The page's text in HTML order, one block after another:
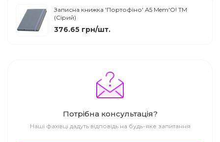
Записна книжка 'Портофіно' А5 Mem'O! ТМ
(Сірий)
376.65 грн/шт.
Потрібна консультація?
Наші фахівці дадуть відповідь на будь-яке запитання